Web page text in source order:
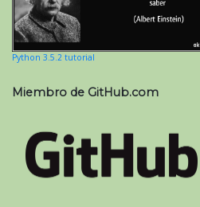
Python 3.5.2 tutorial
Miembro de GitHub.com